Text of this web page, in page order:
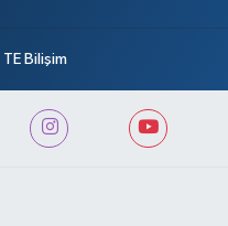
TE Bilişim